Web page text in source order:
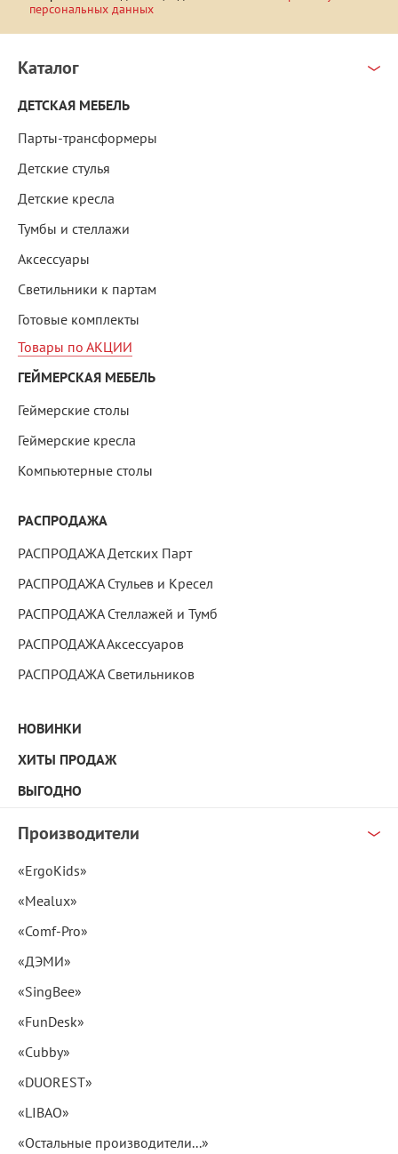
персональных данных
Каталог
ДЕТСКАЯ МЕБЕЛЬ
Парты-трансформеры
Детские стулья
Детские кресла
Тумбы и стеллажи
Аксессуары
Светильники к партам
Готовые комплекты
Товары по АКЦИИ
ГЕЙМЕРСКАЯ МЕБЕЛЬ
Геймерские столы
Геймерские кресла
Компьютерные столы
РАСПРОДАЖА
РАСПРОДАЖА Детских Парт
РАСПРОДАЖА Стульев и Кресел
РАСПРОДАЖА Стеллажей и Тумб
РАСПРОДАЖА Аксессуаров
РАСПРОДАЖА Светильников
НОВИНКИ
ХИТЫ ПРОДАЖ
ВЫГОДНО
Производители
«ErgoKids»
«Mealux»
«Comf-Pro»
«ДЭМИ»
«SingBee»
«FunDesk»
«Cubby»
«DUOREST»
«LIBAO»
«Остальные производители...»